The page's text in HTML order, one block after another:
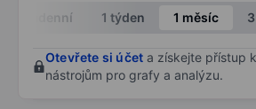
End of interactive chart.
Intradenní 1 týden 1 měsíc
Otevřete si účet a získejte přístup
nástrojům pro grafy a analýzu.